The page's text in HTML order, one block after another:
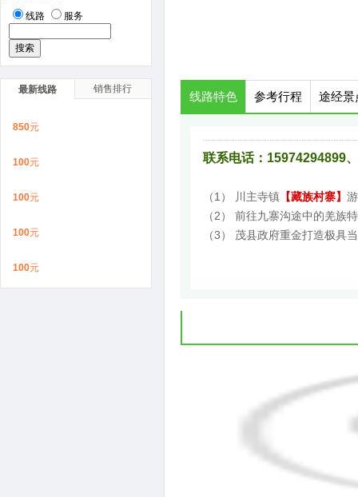
线路特色 参考行程 途经景
联系电话：15974294899
（1） 川主寺镇 【藏族村寨】
（2） 前往九寨沟途中的羌
（3） 茂县政府重金打造极具
线路 服务
最新线路 销售排行
850元
100元
100元
100元
100元